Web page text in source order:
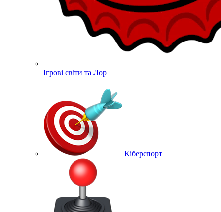
Ігрові світи та Лор
Кіберспорт